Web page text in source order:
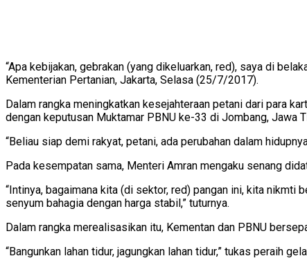
“Apa kebijakan, gebrakan (yang dikeluarkan, red), saya di
Kementerian Pertanian, Jakarta, Selasa (25/7/2017).
Dalam rangka meningkatkan kesejahteraan petani dari para
dengan keputusan Muktamar PBNU ke-33 di Jombang, Jawa
“Beliau siap demi rakyat, petani, ada perubahan dalam
Pada kesempatan sama, Menteri Amran mengaku senang
“Intinya, bagaimana kita (di sektor, red) pangan ini, kita
senyum bahagia dengan harga stabil,” tuturnya.
Dalam rangka merealisasikan itu, Kementan dan PBNU
“Bangunkan lahan tidur, jagungkan lahan tidur,” tukas peraih